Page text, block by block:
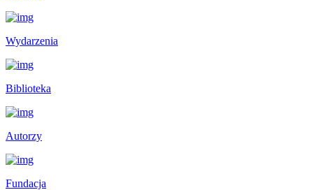
Wydarzenia
Biblioteka
Autorzy
Fundacja